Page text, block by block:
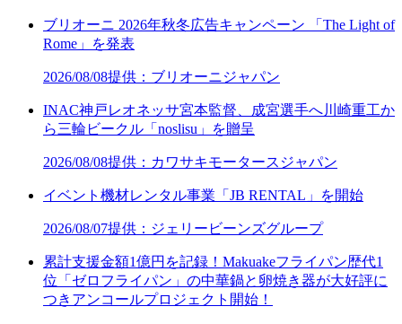
ブリオーニ 2026年秋冬広告キャンペーン 「The Light of
Rome」を発表
2026/08/08提供：ブリオーニジャパン
INAC神戸レオネッサ宮本監督、成宮選手へ川崎重工か
ら三輪ビークル「noslisu」を贈呈
2026/08/08提供：カワサキモータースジャパン
イベント機材レンタル事業「JB RENTAL」を開始
2026/08/07提供：ジェリービーンズグループ
累計支援金額1億円を記録！Makuakeフライパン歴代1
位「ゼロフライパン」の中華鍋と卵焼き器が大好評に
つきアンコールプロジェクト開始！